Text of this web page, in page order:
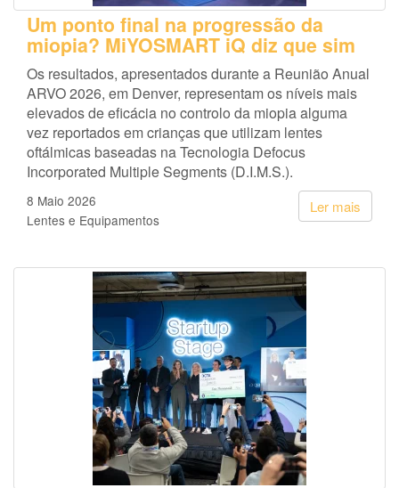
Um ponto final na progressão da
miopia? MiYOSMART iQ diz que sim
Os resultados, apresentados durante a Reunião Anual
ARVO 2026, em Denver, representam os níveis mais
elevados de eficácia no controlo da miopia alguma
vez reportados em crianças que utilizam lentes
oftálmicas baseadas na Tecnologia Defocus
Incorporated Multiple Segments (D.I.M.S.).
Ler mais
8 Maio 2026
Lentes e Equipamentos